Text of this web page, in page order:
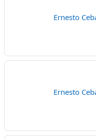
Ernesto
Ernesto